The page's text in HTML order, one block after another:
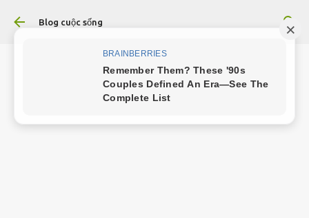
Chuyển đến nội dung chính
Blog cuộc sống